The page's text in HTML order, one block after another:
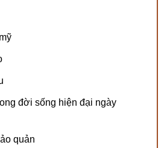
đời sống hiện đại ngày
quản